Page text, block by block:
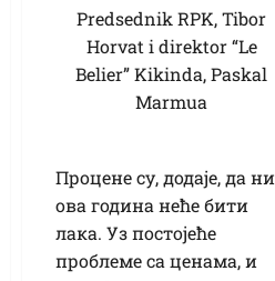
Predsednik RPK, Tibor
Horvat i direktor “Le
Belier” Kikinda, Paskal
Marmua
Процене су, додаје, да ни
ова година неће бити
лака. Уз постојеће
проблеме са ценама, и